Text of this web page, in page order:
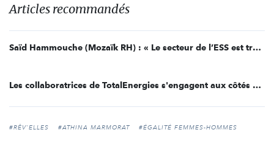
Articles recommandés
Saïd Hammouche (Mozaïk RH) : « Le secteur de l’ESS est très en retard en matière de diversité »
Les collaboratrices de TotalEnergies s'engagent aux côtés de l'association Rêv'Elles
#RÊV'ELLES #ATHINA MARMORAT #ÉGALITÉ FEMMES-HOMMES